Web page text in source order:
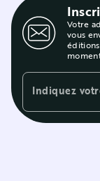
Votre
vous
Indiquez